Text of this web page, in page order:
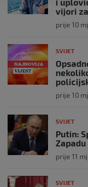
i
vijori
prije 10
SVIJET
prije 10
SVIJET
Putin:
Zapadu
prije 11
SVIJET